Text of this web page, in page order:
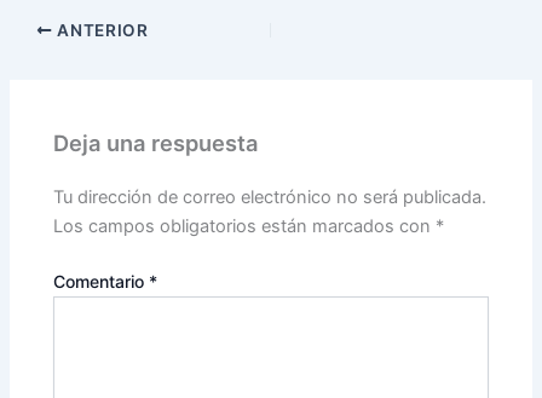
ANTERIOR
Deja una respuesta
Tu dirección de correo electrónico no será publicada.
Los campos obligatorios están marcados con *
Comentario *